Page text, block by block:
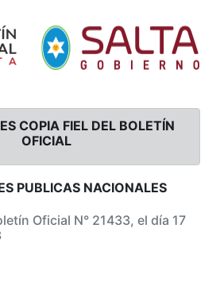
COPIA FIEL DEL BOLETÍN
OFICIAL
PUBLICAS NACIONALES
Oficial N° 21433, el día 17